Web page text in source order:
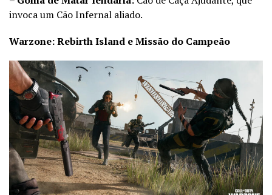
invoca um Cão Infernal aliado.
Warzone: Rebirth Island e Missão do Campeão